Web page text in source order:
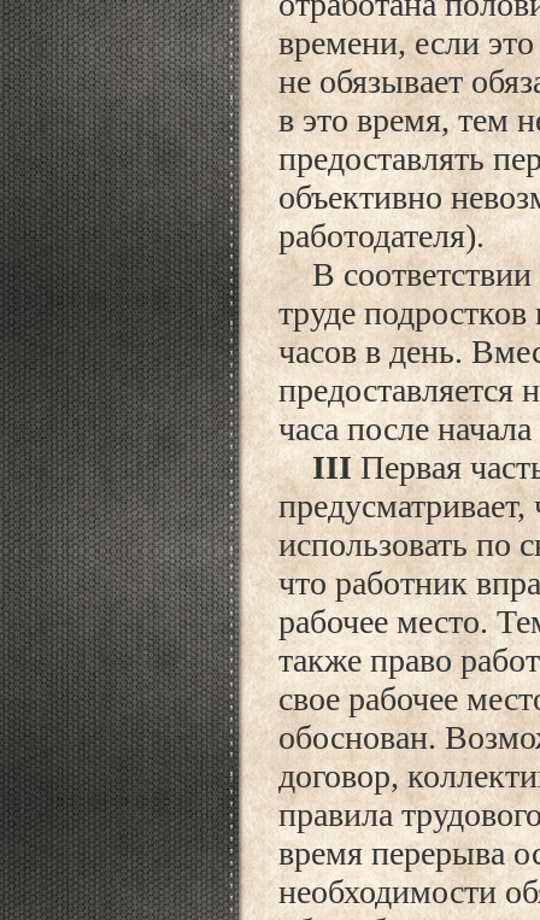
времени, если
не обязывает
в это время, тем
предоставлять
объективно
работодателя).
В соответствии
труде
часов в день.
предоставляется
часа после
IIIПервая
использовать по
что работник
рабочее место.
также право
свое рабочее
обоснован.
договор,
правила
время перерыва
необходимости